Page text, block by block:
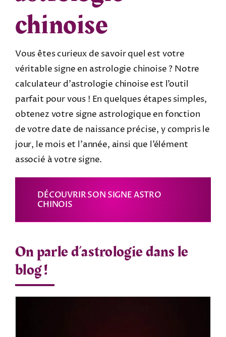
chinoise
Vous êtes curieux de savoir quel est votre
véritable signe en astrologie chinoise ? Notre
calculateur d’astrologie chinoise est l’outil
parfait pour vous ! En quelques étapes simples,
obtenez votre signe astrologique en fonction
de votre date de naissance précise, y compris le
jour, le mois et l’année, ainsi que l’élément
associé à votre signe.
DÉCOUVRIR SON SIGNE ASTRO
CHINOIS
On parle d’astrologie dans le
blog !